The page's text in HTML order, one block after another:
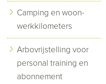
Camping en woon-
werkkilometers
Arbovrijstelling voor
personal training en
abonnement